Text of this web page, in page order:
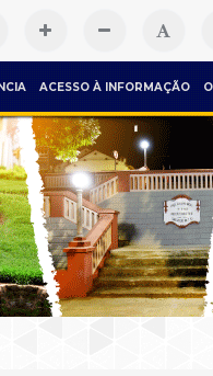
ACESSO À INFORMAÇÃO